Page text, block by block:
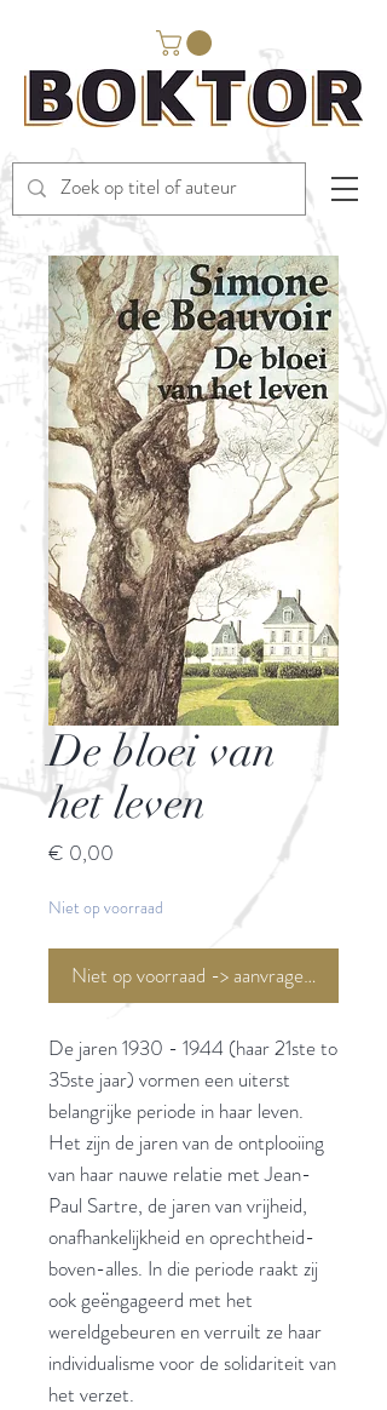
De bloei van
het leven
€ 0,00
Niet op voorraad
Niet op voorraad -> aanvragen <-
De jaren 1930 - 1944 (haar 21ste to
35ste jaar) vormen een uiterst
belangrijke periode in haar leven.
Het zijn de jaren van de ontplooiing
van haar nauwe relatie met Jean-
Paul Sartre, de jaren van vrijheid,
onafhankelijkheid en oprechtheid-
boven-alles. In die periode raakt zij
ook geëngageerd met het
wereldgebeuren en verruilt ze haar
individualisme voor de solidariteit van
het verzet.